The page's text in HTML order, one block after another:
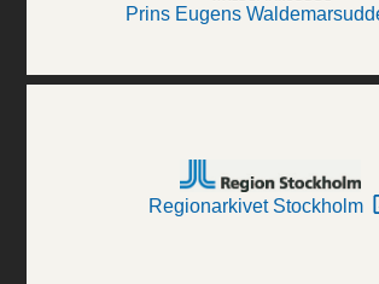
Prins Eugens
Regionarkivet Stockholm